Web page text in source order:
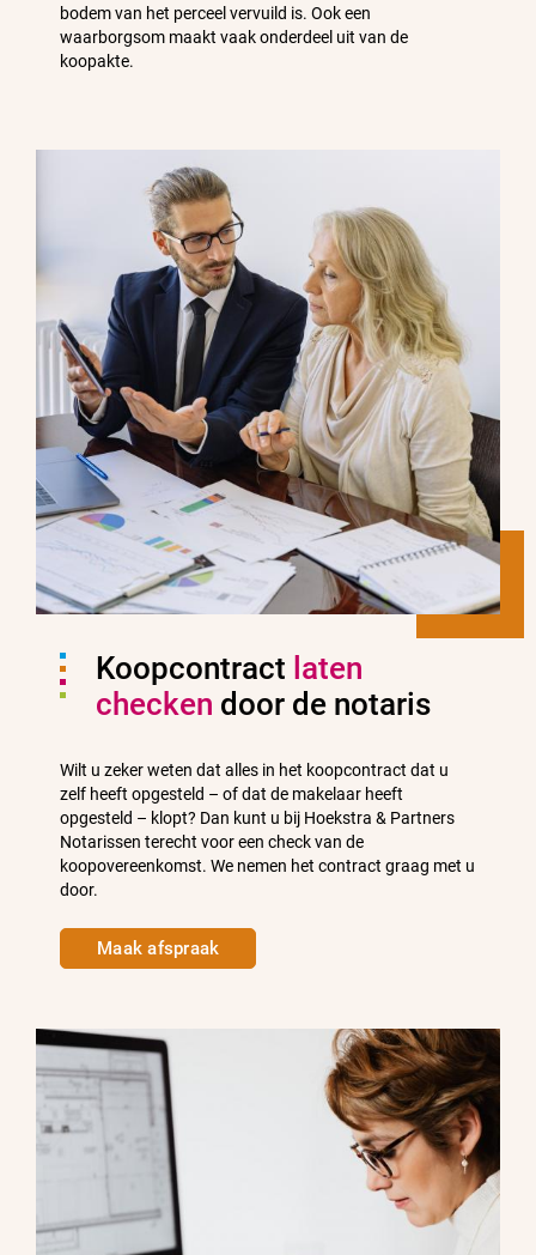
bodem van het perceel vervuild is. Ook een
waarborgsom maakt vaak onderdeel uit van de
koopakte.
Koopcontract laten
checken door de notaris
Wilt u zeker weten dat alles in het koopcontract dat u
zelf heeft opgesteld – of dat de makelaar heeft
opgesteld – klopt? Dan kunt u bij Hoekstra & Partners
Notarissen terecht voor een check van de
koopovereenkomst. We nemen het contract graag met u
door.
Maak afspraak